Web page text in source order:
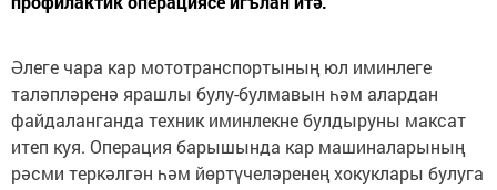
Әлеге чара кар мототранспортының юл иминлеге
таләпләренә ярашлы булу-булмавын һәм алардан
файдаланганда техник иминлекне булдыруны максат
итеп куя. Операция барышында кар машиналарының
рәсми теркәлгән һәм йөртүчеләренең хокуклары булуга